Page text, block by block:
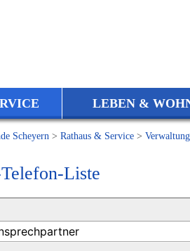
LEBEN &
Scheyern > Rathaus & Service > Verwaltung
Liste